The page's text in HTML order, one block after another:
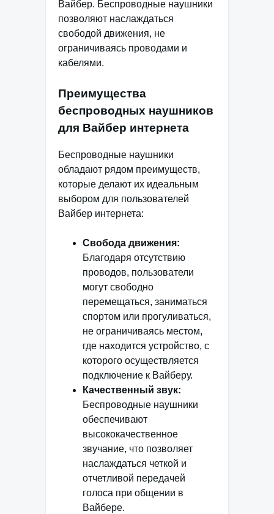
Вайбер. Беспроводные наушники
позволяют наслаждаться
свободой движения, не
ограничиваясь проводами и
кабелями.
Преимущества
беспроводных наушников
для Вайбер интернета
Беспроводные наушники
обладают рядом преимуществ,
которые делают их идеальным
выбором для пользователей
Вайбер интернета:
Свобода движения:
Благодаря отсутствию
проводов, пользователи
могут свободно
перемещаться, заниматься
спортом или прогуливаться,
не ограничиваясь местом,
где находится устройство, с
которого осуществляется
подключение к Вайберу.
Качественный звук:
Беспроводные наушники
обеспечивают
высококачественное
звучание, что позволяет
наслаждаться четкой и
отчетливой передачей
голоса при общении в
Вайбере.